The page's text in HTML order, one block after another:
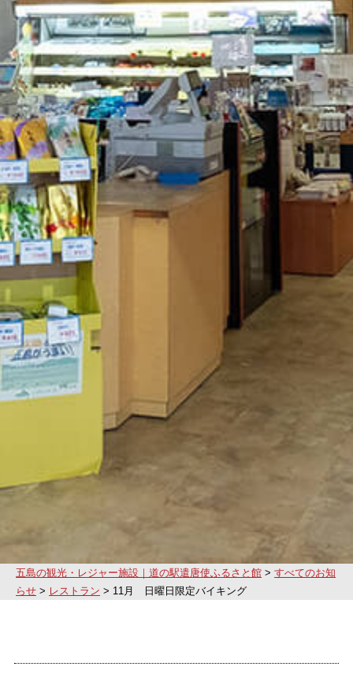
五島の観光・レジャー施設｜道の駅遣唐使ふるさと館 > すべてのお知
らせ > レストラン > 11月 日曜日限定バイキング